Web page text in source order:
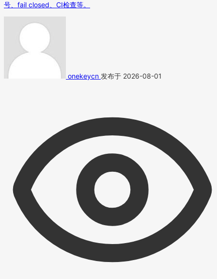
号、fail closed、CI检查等。
onekeycn 发布于 2026-08-01